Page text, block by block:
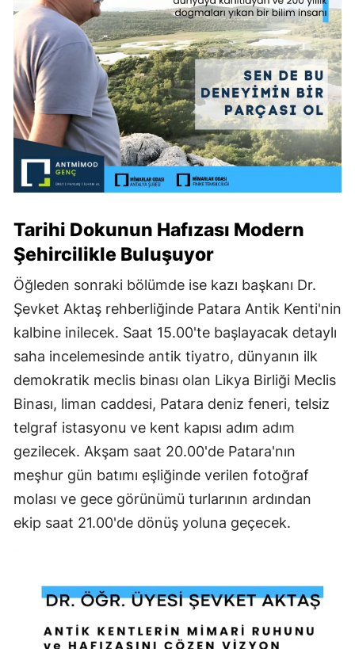
Tarihi Dokunun Hafızası Modern
Şehircilikle Buluşuyor
Öğleden sonraki bölümde ise kazı başkanı Dr.
Şevket Aktaş rehberliğinde Patara Antik Kenti'nin
kalbine inilecek. Saat 15.00'te başlayacak detaylı
saha incelemesinde antik tiyatro, dünyanın ilk
demokratik meclis binası olan Likya Birliği Meclis
Binası, liman caddesi, Patara deniz feneri, telsiz
telgraf istasyonu ve kent kapısı adım adım
gezilecek. Akşam saat 20.00'de Patara'nın
meşhur gün batımı eşliğinde verilen fotoğraf
molası ve gece görünümü turlarının ardından
ekip saat 21.00'de dönüş yoluna geçecek.